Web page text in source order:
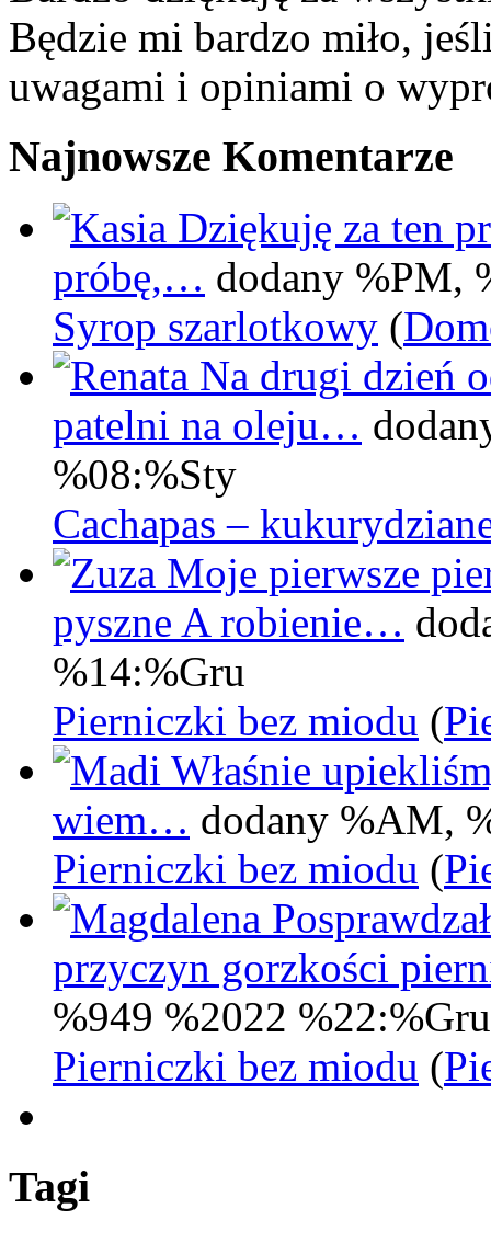
Będzie mi bardzo miło,
uwagami i opiniami o
Najnowsze Komentarze
Dziękuję za ten
próbę,… dodany %PM,
Syrop szarlotkowy (
Na drugi dzień
patelni na oleju…
%08:%Sty
Cachapas –
Moje pierwsze
pyszne A robienie…
%14:%Gru
Pierniczki bez miodu (
Właśnie
wiem… dodany %AM,
Pierniczki bez miodu (
przyczyn gorzkości
%949 %2022 %22:%Gru
Pierniczki bez miodu (
Tagi